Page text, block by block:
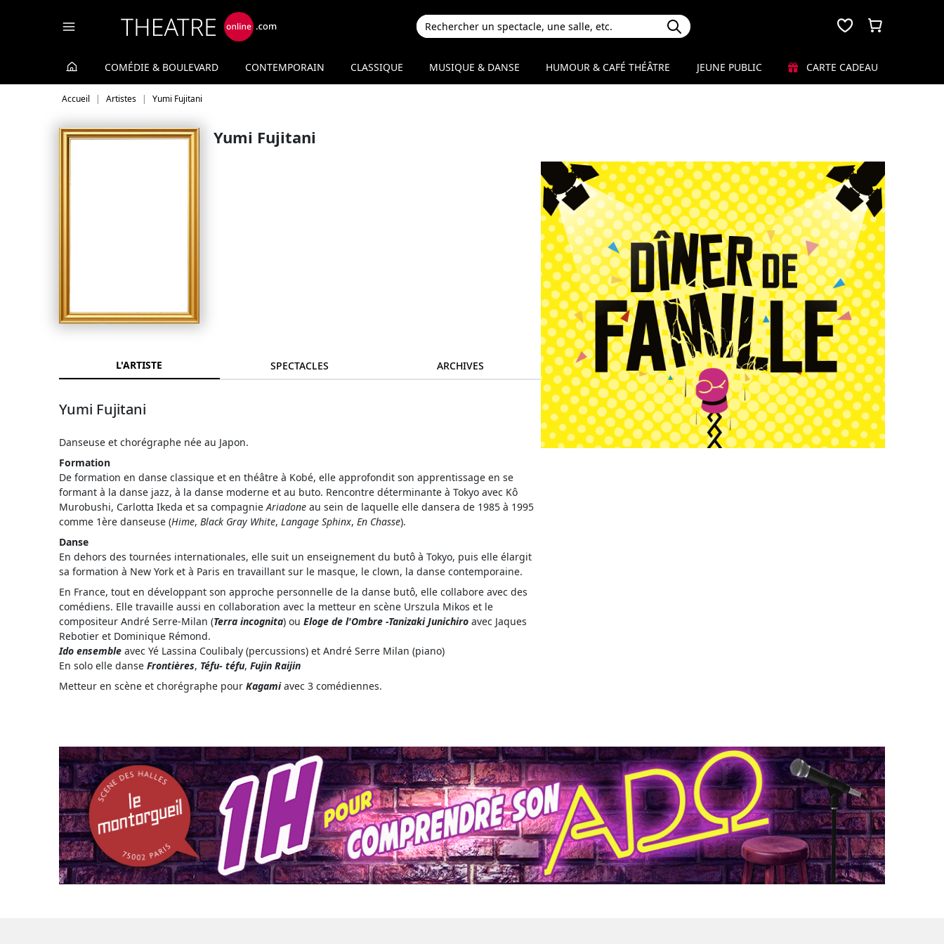
COMÉDIE & BOULEVARD CONTEMPORAIN CLASSIQUE MUSIQUE & DANSE HUMOUR & CAFÉ THÉÂTRE JEUNE PUBLIC CARTE CADEAU
Accueil Artistes Yumi Fujitani
Yumi Fujitani
L'ARTISTE SPECTACLES ARCHIVES
Yumi Fujitani
Danseuse et chorégraphe née au Japon.
Formation
De formation en danse classique et en théâtre à Kobé, elle approfondit son apprentissage en se
formant à la danse jazz, à la danse moderne et au buto. Rencontre déterminante à Tokyo avec Kô
Murobushi, Carlotta Ikeda et sa compagnieAriadone au sein de laquelle elle dansera de 1985 à 1995
comme 1ère danseuse (Hime, Black Gray White, Langage Sphinx, En Chasse).
Danse
En dehors des tournées internationales, elle suit un enseignement du butô à Tokyo, puis elle élargit
sa formation à New York et à Paris en travaillant sur le masque, le clown, la danse contemporaine.
En France, tout en développant son approche personnelle de la danse butô, elle collabore avec des
comédiens. Elle travaille aussi en collaboration avec la metteur en scène Urszula Mikos et le
compositeur André Serre-Milan (Terra incognita) ou Eloge de l'Ombre -Tanizaki Junichiro avec Jaques
Rebotier et Dominique Rémond.
Ido ensemble avec Yé Lassina Coulibaly (percussions) et André Serre Milan (piano)
En solo elle danse Frontières, Téfu- téfu, Fujin Raijin
Metteur en scène et chorégraphe pour Kagamiavec 3 comédiennes.